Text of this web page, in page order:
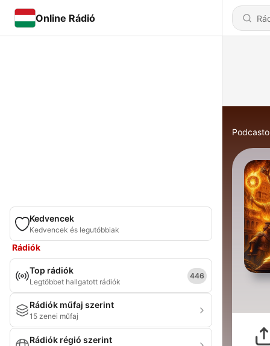
Online Rádió
Kedvencek
Kedvencek és legutóbbiak
Rádiók
Top rádiók
Legtöbbet hallgatott rádiók
446
Rádiók műfaj szerint
15 zenei műfaj
Rádiók régió szerint